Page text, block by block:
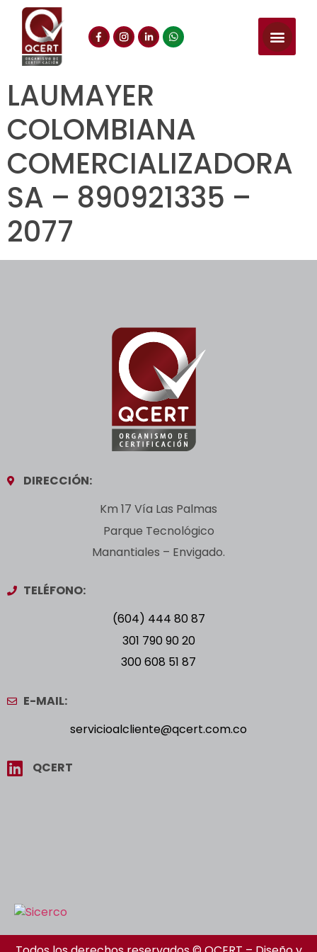
LAUMAYER
COLOMBIANA
COMERCIALIZADORA
SA – 890921335 –
2077
DIRECCIÓN:
Km 17 Vía Las Palmas
Parque Tecnológico
Manantiales – Envigado.
TELÉFONO:
(604) 444 80 87
301 790 90 20
300 608 51 87
E-MAIL:
servicioalcliente@qcert.com.co
QCERT